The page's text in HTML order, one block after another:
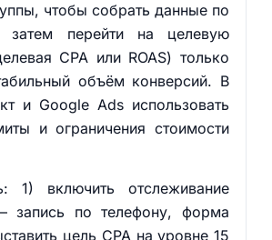
чтобы собрать данные по
затем перейти на целевую
CPA или ROAS) только
объём конверсий. В
и Google Ads использовать
и ограничения стоимости
1) включить отслеживание
запись по телефону, форма
цель CPA на уровне 15